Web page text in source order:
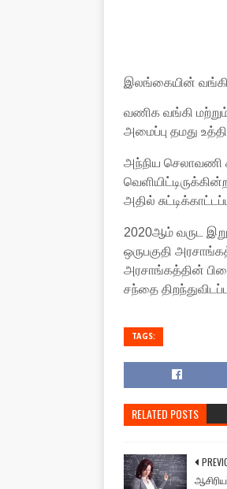
இலங்கையின் வங்கிக்
வணிக வங்கி
அமைப்பு தமது
அந்நிய செலாவணி
அதில்
2020ஆம் வருட
ஒருபகுதி
அரசாங்கத்தின்
சந்தை
TAGS:
RELATED POSTS